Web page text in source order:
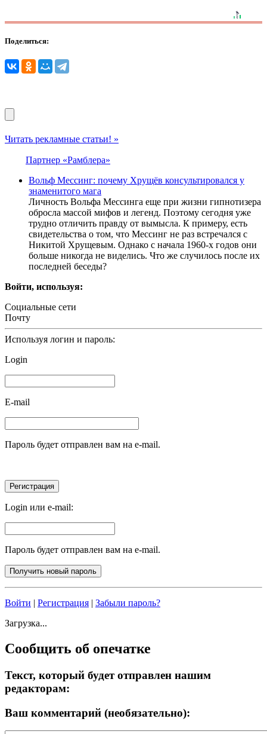
Поделиться:
Читать рекламные статьи! »
Партнер «Рамблера»
Вольф Мессинг: почему Хрущёв консультировался у
знаменитого мага
Личность Вольфа Мессинга еще при жизни гипнотизера
обросла массой мифов и легенд. Поэтому сегодня уже
трудно отличить правду от вымысла. К примеру, есть
свидетельства о том, что Мессинг не раз встречался с
Никитой Хрущевым. Однако с начала 1960-х годов они
больше никогда не виделись. Что же случилось после их
последней беседы?
Войти, используя:
Социальные сети
Почту
Используя логин и пароль:
Login
E-mail
Пароль будет отправлен вам на e-mail.
Login или e-mail:
Пароль будет отправлен вам на e-mail.
Войти | Регистрация | Забыли пароль?
Загрузка...
Сообщить об опечатке
Текст, который будет отправлен нашим
редакторам:
Ваш комментарий (необязательно):